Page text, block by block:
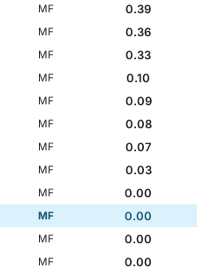
MF
0.39
MF
0.36
MF
0.33
MF
0.10
MF
0.09
MF
0.08
MF
0.07
MF
0.03
MF
0.00
MF
0.00
MF
0.00
MF
0.00